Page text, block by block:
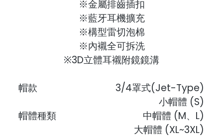
※金屬排齒插扣
※藍牙耳機擴充
※構型雷切泡棉
※內襯全可拆洗
※3D立體耳襯附鏡鏡溝
帽款 3/4罩式(Jet-Type)
帽體種類
小帽體 (S)
中帽體 (M、L)
大帽體 (XL~3XL)